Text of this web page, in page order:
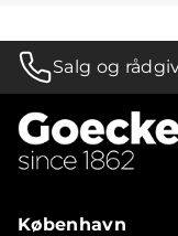
Salg og
København